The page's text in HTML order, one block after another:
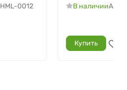
HML-0012
В наличии
Купить